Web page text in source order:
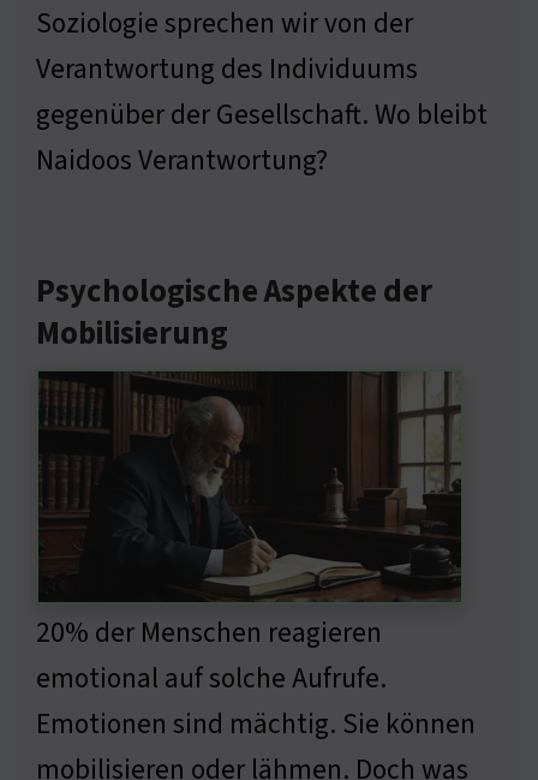
Soziologie sprechen wir von der
Verantwortung des Individuums
gegenüber der Gesellschaft. Wo bleibt
Naidoos Verantwortung?
Psychologische Aspekte der
Mobilisierung
20% der Menschen reagieren
emotional auf solche Aufrufe.
Emotionen sind mächtig. Sie können
mobilisieren oder lähmen. Doch was